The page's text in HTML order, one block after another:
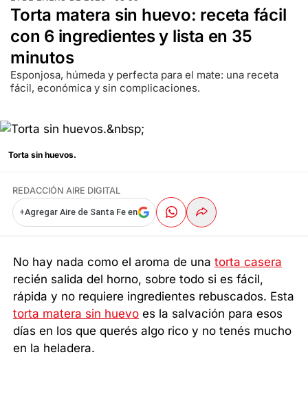
Torta matera sin huevo: receta fácil
con 6 ingredientes y lista en 35
minutos
Esponjosa, húmeda y perfecta para el mate: una receta
fácil, económica y sin complicaciones.
Torta sin huevos.
REDACCIÓN AIRE DIGITAL
+Agregar Aire de Santa Fe en
No hay nada como el aroma de unatorta casera
recién salida del horno, sobre todo si es fácil,
rápida y no requiere ingredientes rebuscados. Esta
torta matera sin huevo es la salvación para esos
días en los que querés algo rico y no tenés mucho
en la heladera.